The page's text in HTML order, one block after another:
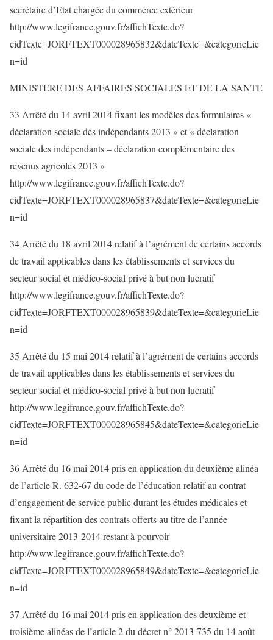
secrétaire d’Etat chargée du commerce extérieur
http://www.legifrance.gouv.fr/affichTexte.do?
cidTexte=JORFTEXT000028965832&dateTexte=&categorieLie
n=id
MINISTERE DES AFFAIRES SOCIALES ET DE LA SANTE
33 Arrêté du 14 avril 2014 fixant les modèles des formulaires «
déclaration sociale des indépendants 2013 » et « déclaration
sociale des indépendants – déclaration complémentaire des
revenus agricoles 2013 »
http://www.legifrance.gouv.fr/affichTexte.do?
cidTexte=JORFTEXT000028965837&dateTexte=&categorieLie
n=id
34 Arrêté du 18 avril 2014 relatif à l’agrément de certains accords
de travail applicables dans les établissements et services du
secteur social et médico-social privé à but non lucratif
http://www.legifrance.gouv.fr/affichTexte.do?
cidTexte=JORFTEXT000028965839&dateTexte=&categorieLie
n=id
35 Arrêté du 15 mai 2014 relatif à l’agrément de certains accords
de travail applicables dans les établissements et services du
secteur social et médico-social privé à but non lucratif
http://www.legifrance.gouv.fr/affichTexte.do?
cidTexte=JORFTEXT000028965845&dateTexte=&categorieLie
n=id
36 Arrêté du 16 mai 2014 pris en application du deuxième alinéa
de l’article R. 632-67 du code de l’éducation relatif au contrat
d’engagement de service public durant les études médicales et
fixant la répartition des contrats offerts au titre de l’année
universitaire 2013-2014 restant à pourvoir
http://www.legifrance.gouv.fr/affichTexte.do?
cidTexte=JORFTEXT000028965849&dateTexte=&categorieLie
n=id
37 Arrêté du 16 mai 2014 pris en application des deuxième et
troisième alinéas de l’article 2 du décret n° 2013-735 du 14 août